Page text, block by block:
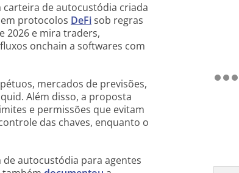
carteira de autocustódia criada
protocolos DeFisob regras
2026 e mira traders,
onchain a softwares com
mercados de previsões,
Além disso, a proposta
e permissões que evitam
das chaves, enquanto o
autocustódia para agentes